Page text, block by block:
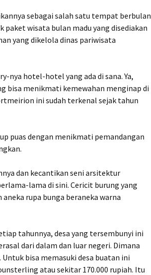
sebagai salah satu tempat berbulan
wisata bulan madu yang disediakan
yang dikelola dinas pariwisata
nya hotel-hotel yang ada di sana. Ya,
bisa menikmati kemewahan menginap di
ini sudah terkenal sejak tahun
puas dengan menikmati pemandangan
dan kecantikan seni arsitektur
lama di sini. Cericit burung yang
rupa bunga beraneka warna
tahunnya, desa yang tersembunyi ini
dari dalam dan luar negeri. Dimana
bisa memasuki desa buatan ini
atau sekitar 170.000 rupiah. Itu